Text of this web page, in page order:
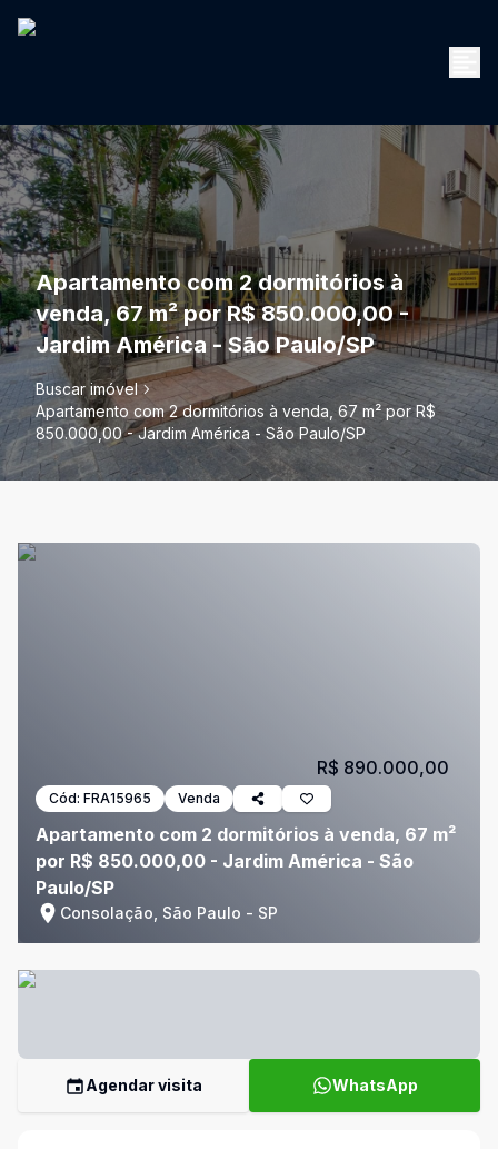
Apartamento com 2 dormitórios à
venda, 67 m² por R$ 850.000,00 -
Jardim América - São Paulo/SP
Buscar imóvel
Apartamento com 2 dormitórios à venda, 67 m² por R$
850.000,00 - Jardim América - São Paulo/SP
Cód: FRA15965 Venda
Apartamento com 2 dormitórios à venda, 67 m²
por R$ 850.000,00 - Jardim América - São
Paulo/SP
Consolação, São Paulo - SP
R$ 890.000,00
Agendar visita WhatsApp